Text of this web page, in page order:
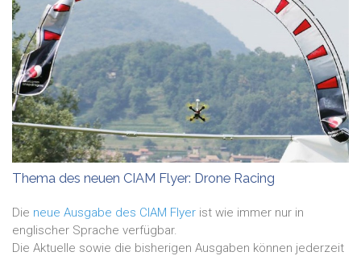
Thema des neuen CIAM Flyer: Drone Racing
Die neue Ausgabe des CIAM Flyer ist wie immer nur in
englischer Sprache verfügbar.
Die Aktuelle sowie die bisherigen Ausgaben können jederzeit